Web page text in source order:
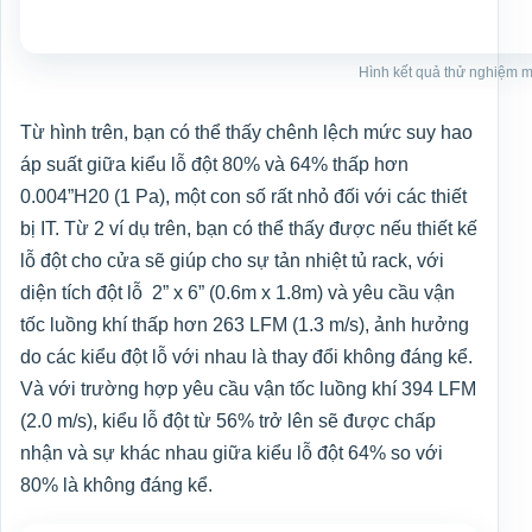
Hình kết quả thử nghiệm
Từ hình trên, bạn có thể thấy chênh lệch mức suy hao
áp suất giữa kiểu lỗ đột 80% và 64% thấp hơn
0.004”H20 (1 Pa), một con số rất nhỏ đối với các thiết
bị IT. Từ 2 ví dụ trên, bạn có thể thấy được nếu thiết kế
lỗ đột cho cửa sẽ giúp cho sự tản nhiệt tủ rack, với
diện tích đột lỗ 2” x 6” (0.6m x 1.8m) và yêu cầu vận
tốc luồng khí thấp hơn 263 LFM (1.3 m/s), ảnh hưởng
do các kiểu đột lỗ với nhau là thay đổi không đáng kể.
Và với trường hợp yêu cầu vận tốc luồng khí 394 LFM
(2.0 m/s), kiểu lỗ đột từ 56% trở lên sẽ được chấp
nhận và sự khác nhau giữa kiểu lỗ đột 64% so với
80% là không đáng kể.